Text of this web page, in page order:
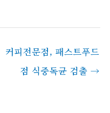
좀 자제해줬으면 합니다. 범
행방법이나 상황, 도구,…
커피전문점, 패스트푸드
점 식중독균 검출 →